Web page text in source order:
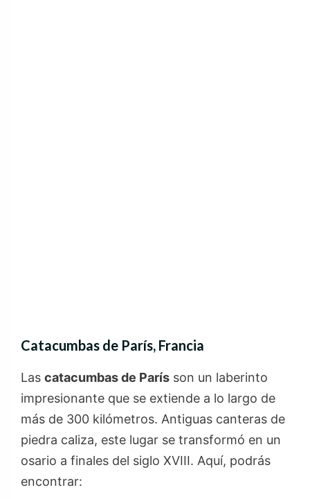
Catacumbas de París, Francia
Las catacumbas de París son un laberinto
impresionante que se extiende a lo largo de
más de 300 kilómetros. Antiguas canteras de
piedra caliza, este lugar se transformó en un
osario a finales del siglo XVIII. Aquí, podrás
encontrar: